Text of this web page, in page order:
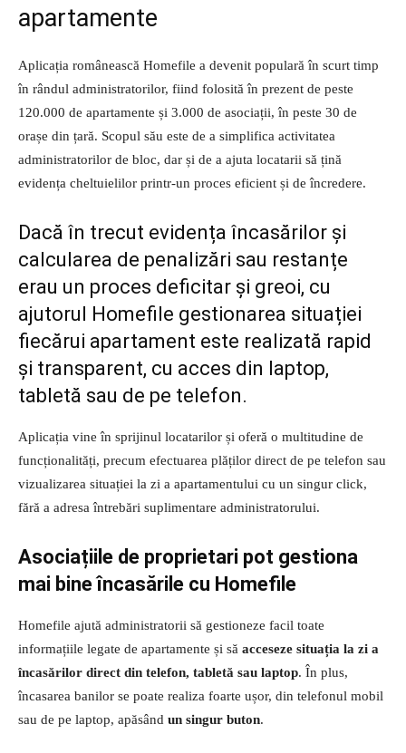
apartamente
Aplicația românească Homefile a devenit populară în scurt timp
în rândul administratorilor, fiind folosită în prezent de peste
120.000 de apartamente și 3.000 de asociații, în peste 30 de
orașe din țară. Scopul său este de a simplifica activitatea
administratorilor de bloc, dar și de a ajuta locatarii să țină
evidența cheltuielilor printr-un proces eficient și de încredere.
Dacă în trecut evidența încasărilor și
calcularea de penalizări sau restanțe
erau un proces deficitar și greoi, cu
ajutorul Homefile gestionarea situației
fiecărui apartament este realizată rapid
și transparent, cu acces din laptop,
tabletă sau de pe telefon.
Aplicația vine în sprijinul locatarilor și oferă o multitudine de
funcționalități, precum efectuarea plăților direct de pe telefon sau
vizualizarea situației la zi a apartamentului cu un singur click,
fără a adresa întrebări suplimentare administratorului.
Asociațiile de proprietari pot gestiona
mai bineîncasările cu Homefile
Homefile ajută administratorii să gestioneze facil toate
informațiile legate de apartamente și să acceseze situația la zi a
încasărilor direct din telefon, tabletă sau laptop. În plus,
încasarea banilor se poate realiza foarte ușor, din telefonul mobil
sau de pe laptop, apăsând un singur buton.